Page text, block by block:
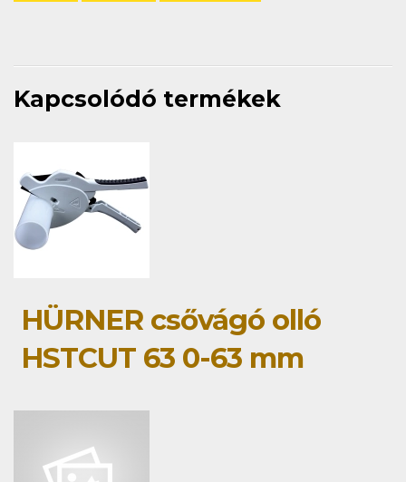
Kapcsolódó termékek
HÜRNER csővágó olló
HSTCUT 63 0-63 mm